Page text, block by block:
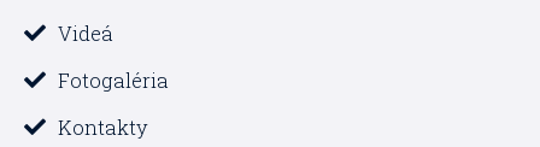
Videá
Fotogaléria
Kontakty